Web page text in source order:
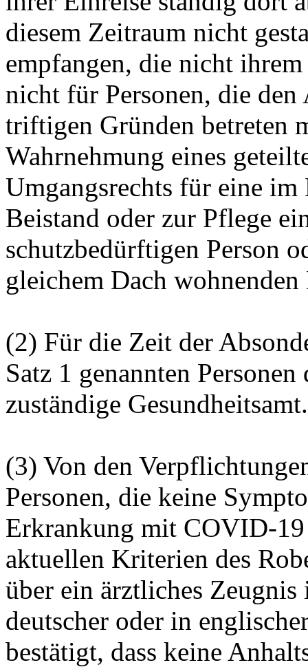
diesem Zeitraum nicht
empfangen, die nicht
nicht für Personen, die den
triftigen Gründen betreten
Wahrnehmung eines
Umgangsrechts für eine im
Beistand oder zur Pflege
schutzbedürftigen Person
gleichem Dach wohnenden
(2) Für die Zeit der
Satz 1 genannten
zuständige Gesundheitsamt.
(3) Von den
Personen, die keine
Erkrankung mit COVID-
aktuellen Kriterien des
über ein ärztliches
deutscher oder in
bestätigt, dass keine